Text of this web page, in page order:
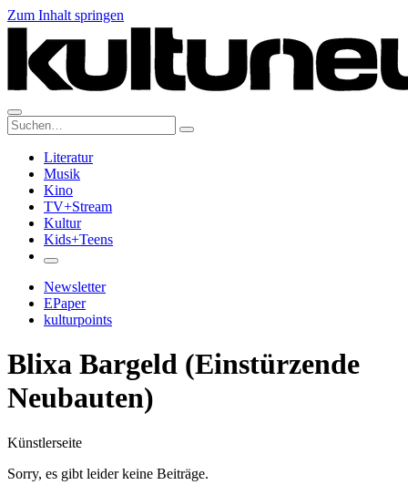
Zum Inhalt springen
Suche:
Literatur
Musik
Kino
TV+Stream
Kultur
Kids+Teens
Newsletter
EPaper
kulturpoints
Blixa Bargeld (Einstürzende
Neubauten)
Künstlerseite
Sorry, es gibt leider keine Beiträge.